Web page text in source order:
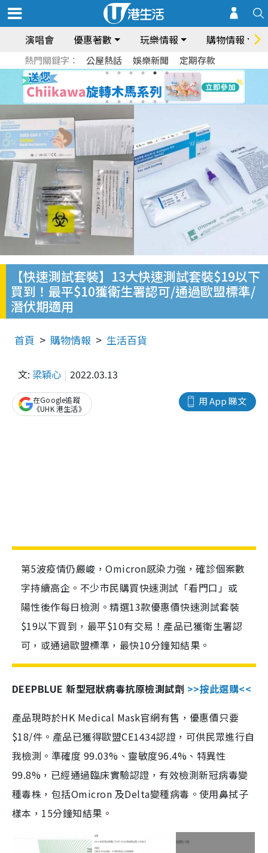
演唱會 優惠著數 玩樂情報 購物情報
熱門關鍵字： 公屋熱話 娛樂新聞 定期存款
【快速測試套裝】13大快速測試套裝$19以下
買到！最平$10獲衛生署認可/通過歐盟標準/
潛伏期適用
首頁 購物情報 生活百貨
文: 梁穎心 2022.03.13
用 App 睇文
在Google追蹤
《UHK 港生活》
第5波疫情仍嚴峻，Omicron感染力強，確診個案數
字持續高企。不少市民購買快速測試「看門口」或
陽性後作每日檢測。精選13款優惠價快速測試套裝
$19以下買到，最平$10有交易！產品已獲衛生署認
可，或通過歐盟標準，最快10分鐘知結果。
DEEPBLUE 新型冠狀病毒抗原檢測試劑 >>按此選購<<
產品現時於HK Medical Mask官網有售，優惠價只要
$18/件。產品已獲得歐盟CE1434認證，可供民眾進行自
我檢測。準確度 99.03%、靈敏度96.4%、特異性
99.8%，已經通過臨床實驗認證，有效檢測新冠病毒變
種毒株，包括Omicron 及Delta變種病毒。使用鼻拭子
樣本，15分鐘知結果。